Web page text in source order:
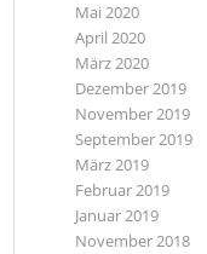
Mai 2020
April 2020
März 2020
Dezember 2019
November 2019
September 2019
März 2019
Februar 2019
Januar 2019
November 2018